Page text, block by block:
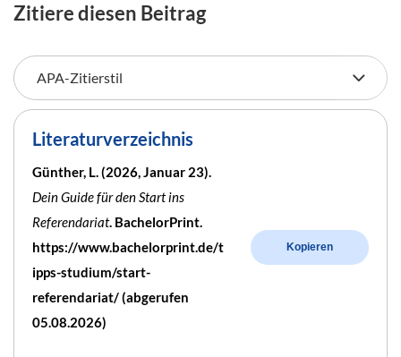
Zitiere diesen Beitrag
Literaturverzeichnis
Günther, L. (2026, Januar 23).
Dein Guide für den Start ins
Referendariat. BachelorPrint.
https://www.bachelorprint.de/t
ipps-studium/start-
referendariat/ (abgerufen
05.08.2026)
Kopieren